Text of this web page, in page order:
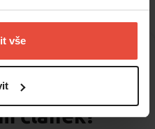
vše
článek?